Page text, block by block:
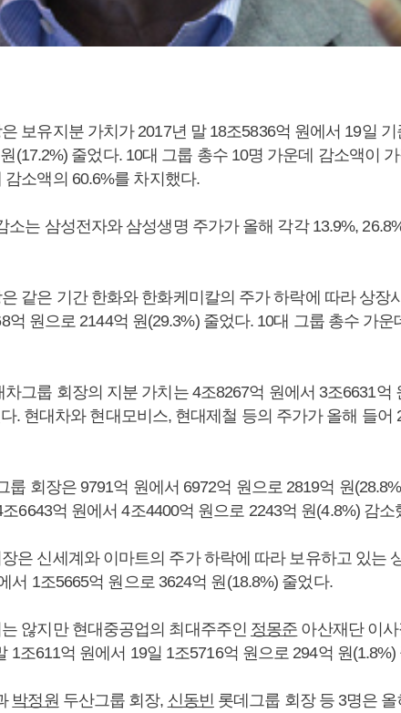
보유지분 가치가 2017년 말 18조5836억 원에서 19일 기
(17.2%) 줄었다. 10대 그룹 총수 10명 가운데 감소액이
소액의 60.6%를 차지했다.
소는 삼성전자와 삼성생명 주가가 올해 각각 13.9%,
같은 기간 한화와 한화케미칼의 주가 하락에 따라 상장
억 원으로 2144억 원(29.3%) 줄었다. 10대 그룹 총수 가운
그룹 회장의 지분 가치는 4조8267억 원에서 3조6631억
. 현대차와 현대모비스, 현대제철 등의 주가가 올해 들어
룹 회장은 9791억 원에서 6972억 원으로 2819억 원
6643억 원에서 4조4400억 원으로 2243억 원(4.8%) 감소
은 신세계와 이마트의 주가 하락에 따라 보유하고 있는
서 1조5665억 원으로 3624억 원(18.8%) 줄었다.
않지만 현대중공업의 최대주주인 정몽준 아산재단 이
1조611억 원에서 19일 1조5716억 원으로 294억 원(1.8%)
박정원 두산그룹 회장, 신동빈 롯데그룹 회장 등 3명은 올